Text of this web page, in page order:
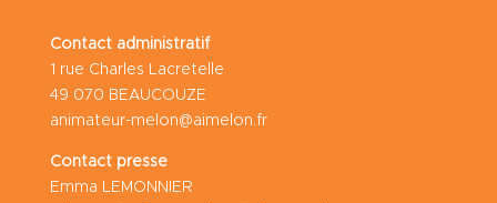
Contact administratif
1 rue Charles Lacretelle
49 070 BEAUCOUZE
animateur-melon@aimelon.fr
Contact presse
Emma LEMONNIER